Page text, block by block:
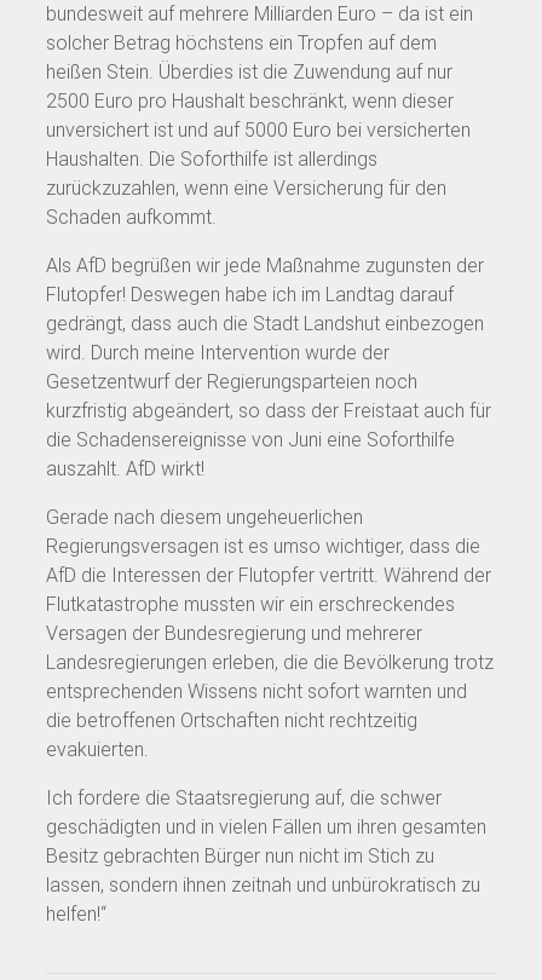
bundesweit auf mehrere Milliarden Euro – da ist ein
solcher Betrag höchstens ein Tropfen auf dem
heißen Stein. Überdies ist die Zuwendung auf nur
2500 Euro pro Haushalt beschränkt, wenn dieser
unversichert ist und auf 5000 Euro bei versicherten
Haushalten. Die Soforthilfe ist allerdings
zurückzuzahlen, wenn eine Versicherung für den
Schaden aufkommt.
Als AfD begrüßen wir jede Maßnahme zugunsten der
Flutopfer! Deswegen habe ich im Landtag darauf
gedrängt, dass auch die Stadt Landshut einbezogen
wird. Durch meine Intervention wurde der
Gesetzentwurf der Regierungsparteien noch
kurzfristig abgeändert, so dass der Freistaat auch für
die Schadensereignisse von Juni eine Soforthilfe
auszahlt. AfD wirkt!
Gerade nach diesem ungeheuerlichen
Regierungsversagen ist es umso wichtiger, dass die
AfD die Interessen der Flutopfer vertritt. Während der
Flutkatastrophe mussten wir ein erschreckendes
Versagen der Bundesregierung und mehrerer
Landesregierungen erleben, die die Bevölkerung trotz
entsprechenden Wissens nicht sofort warnten und
die betroffenen Ortschaften nicht rechtzeitig
evakuierten.
Ich fordere die Staatsregierung auf, die schwer
geschädigten und in vielen Fällen um ihren gesamten
Besitz gebrachten Bürger nun nicht im Stich zu
lassen, sondern ihnen zeitnah und unbürokratisch zu
helfen!“